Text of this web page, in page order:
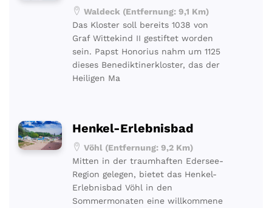
Waldeck (Entfernung: 9,1 Km)
Das Kloster soll bereits 1038 von
Graf Wittekind II gestiftet worden
sein. Papst Honorius nahm um 1125
dieses Benediktinerkloster, das der
Heiligen Ma
Henkel-Erlebnisbad
Vöhl (Entfernung: 9,2 Km)
Mitten in der traumhaften Edersee-
Region gelegen, bietet das Henkel-
Erlebnisbad Vöhl in den
Sommermonaten eine willkommene